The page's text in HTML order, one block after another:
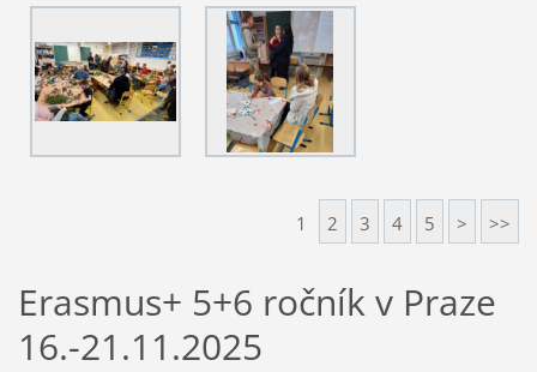
1 2 3 4 5 > >>
Erasmus+ 5+6 ročník v Praze
16.-21.11.2025